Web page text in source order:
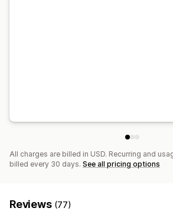
All charges are billed in USD. Recurring and
billed every 30 days. See all pricing options
Reviews (77)